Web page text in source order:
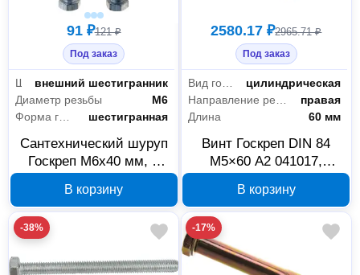
91 ₽121 ₽
Под заказ
Шлицвнешний шестигранник
Диаметр резьбы
М6
шестигранная
Сантехнический шуруп
Госкреп М6x40 мм, 6
В корзину
2580.17 ₽2965.71 ₽
Под заказ
Вид головки
цилиндрическая
правая
Длина
60 мм
Винт Госкреп DIN 84
М5×60 А2 041017,
головка
В корзину
-38% -17%